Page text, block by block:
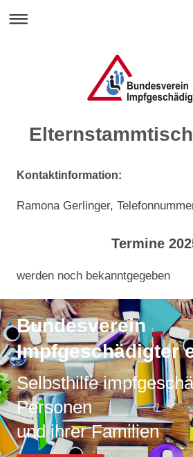
Kontaktinformation:
Ramona Gerlinger,
Termine
werden noch bekanntgegeben
Bundesverein
Impfgeschädigter
Selbsthilfe
Personen
und ihrer Familien